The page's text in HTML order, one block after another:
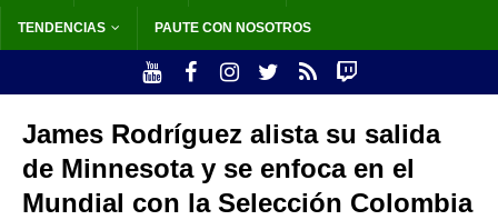
TENDENCIAS PAUTE CON NOSOTROS
James Rodríguez alista su salida
de Minnesota y se enfoca en el
Mundial con la Selección Colombia